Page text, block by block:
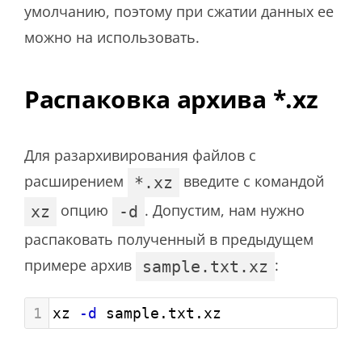
умолчанию, поэтому при сжатии данных ее
можно на использовать.
Распаковка архива *.xz
Для разархивирования файлов с
расширением
*.xz
введите с командой
xz
опцию -d . Допустим, нам нужно
распаковать полученный в предыдущем
примере архив
sample.txt.xz :
1 xz -d sample.txt.xz